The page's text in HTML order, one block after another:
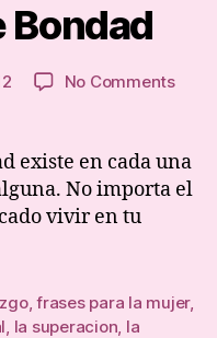
Bondad
No Commentson
de
existe en cada una
No importa el
vivir en tu
,frases para la mujer,
, la superacion, la